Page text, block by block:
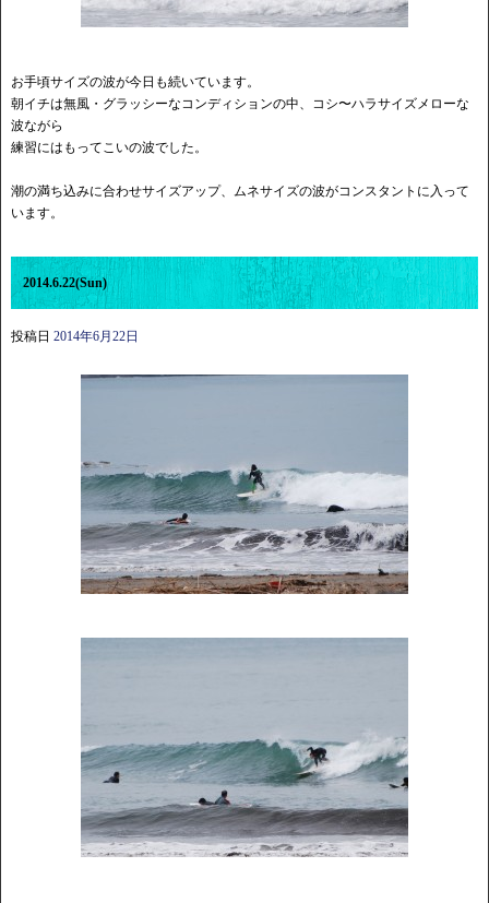
お手頃サイズの波が今日も続いています。
朝イチは無風・グラッシーなコンディションの中、コシ〜ハラサイズメローな
波ながら
練習にはもってこいの波でした。
潮の満ち込みに合わせサイズアップ、ムネサイズの波がコンスタントに入って
います。
2014.6.22(Sun)
投稿日 2014年6月22日